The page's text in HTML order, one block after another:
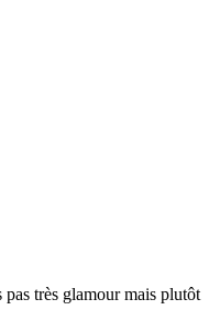
pas très glamour mais plutôt